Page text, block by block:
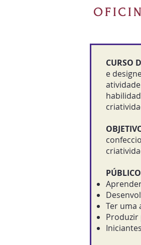
CURSO
e
Ter uma
Produzir